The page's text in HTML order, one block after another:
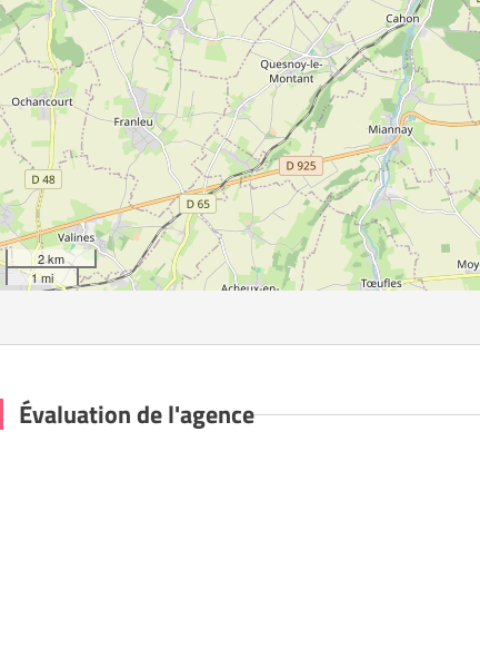
2 km
1 mi
Évaluation de l'agence